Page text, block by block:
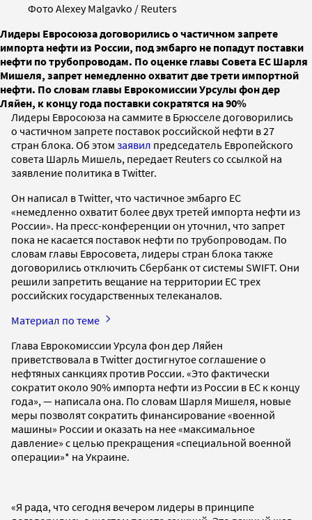
Фото Alexey Malgavko / Reuters
Лидеры Евросоюза договорились о частичном запрете
импорта нефти из России, под эмбарго не попадут поставки
нефти по трубопроводам. По оценке главы Совета ЕС Шарля
Мишеля, запрет немедленно охватит две трети импортной
нефти. По словам главы Еврокомиссии Урсулы фон дер
Ляйен, к концу года поставки сократятся на 90%
Лидеры Евросоюза на саммите в Брюсселе договорились
о частичном запрете поставок российской нефти в 27
стран блока. Об этом заявил председатель Европейского
совета Шарль Мишель, передает Reuters со ссылкой на
заявление политика в Twitter.
Он написал в Twitter, что частичное эмбарго ЕС
«немедленно охватит более двух третей импорта нефти из
России». На пресс-конференции он уточнил, что запрет
пока не касается поставок нефти по трубопроводам. По
словам главы Евросовета, лидеры стран блока также
договорились отключить Сбербанк от системы SWIFT. Они
решили запретить вещание на территории ЕС трех
российских государственных телеканалов.
Материал по теме
Глава Еврокомиссии Урсула фон дер Ляйен
приветствовала в Twitter достигнутое соглашение о
нефтяных санкциях против России. «Это фактически
сократит около 90% импорта нефти из России в ЕС к концу
года», — написала она. По словам Шарля Мишеля, новые
меры позволят сократить финансирование «военной
машины» России и оказать на нее «максимальное
давление» с целью прекращения «специальной военной
операции»* на Украине.
«Я рада, что сегодня вечером лидеры в принципе